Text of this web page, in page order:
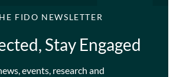
FIDO NEWSLETTER
Stay Engaged
events, research and